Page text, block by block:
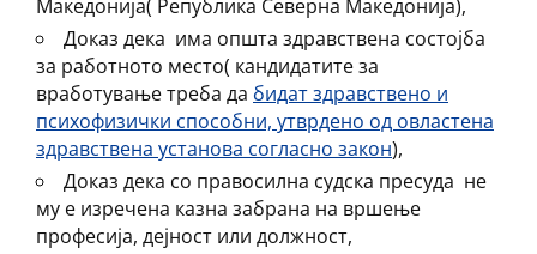
Македонија( Република Северна Македонија),
Доказ дека има општа здравствена состојба
за работното место( кандидатите за
вработување треба да бидат здравствено и
психофизички способни, утврдено од овластена
здравствена установа согласно закон),
Доказ дека со правосилна судска пресуда не
му е изречена казна забрана на вршење
професија, дејност или должност,